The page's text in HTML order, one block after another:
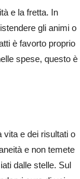
e la fretta. In
gli animi o
è favorto proprio
spese, questo è
vita e dei risultati o
e non temete
dalle stelle. Sul